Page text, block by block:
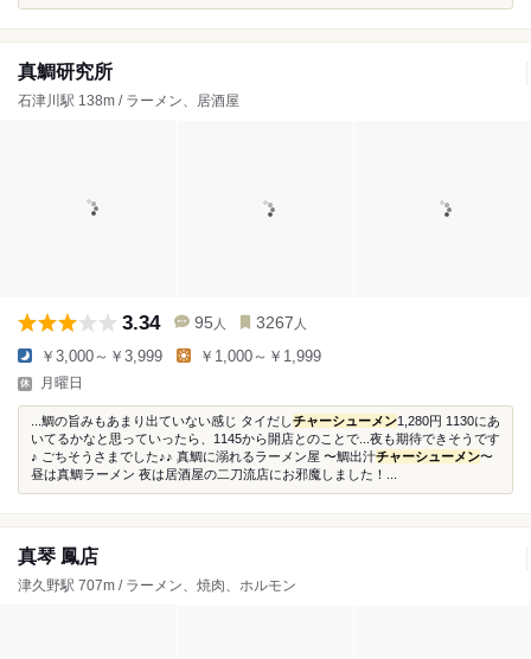
真鯛研究所
石津川駅 138m / ラーメン、居酒屋
3.34 95 人 3267 人
￥3,000～￥3,999 ￥1,000～￥1,999
月曜日
...鯛の旨みもあまり出ていない感じ タイだしチャーシューメン1,280円 1130にあ
いてるかなと思っていったら、1145から開店とのことで...夜も期待できそうです
♪ ごちそうさまでした♪♪ 真鯛に溺れるラーメン屋 〜鯛出汁チャーシューメン〜
昼は真鯛ラーメン 夜は居酒屋の二刀流店にお邪魔しました！...
真琴 鳳店
津久野駅 707m / ラーメン、焼肉、ホルモン